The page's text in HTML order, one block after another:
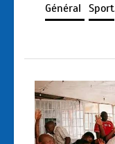
Général Sport